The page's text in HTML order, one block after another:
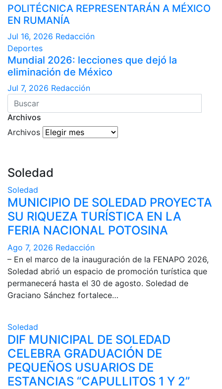
POLITÉCNICA REPRESENTARÁN A MÉXICO
EN RUMANÍA
Jul 16, 2026 Redacción
Deportes
Mundial 2026: lecciones que dejó la
eliminación de México
Jul 7, 2026 Redacción
Archivos
Archivos
Soledad
Soledad
MUNICIPIO DE SOLEDAD PROYECTA
SU RIQUEZA TURÍSTICA EN LA
FERIA NACIONAL POTOSINA
Ago 7, 2026 Redacción
– En el marco de la inauguración de la FENAPO 2026,
Soledad abrió un espacio de promoción turística que
permanecerá hasta el 30 de agosto. Soledad de
Graciano Sánchez fortalece…
Soledad
DIF MUNICIPAL DE SOLEDAD
CELEBRA GRADUACIÓN DE
PEQUEÑOS USUARIOS DE
ESTANCIAS “CAPULLITOS 1 Y 2”